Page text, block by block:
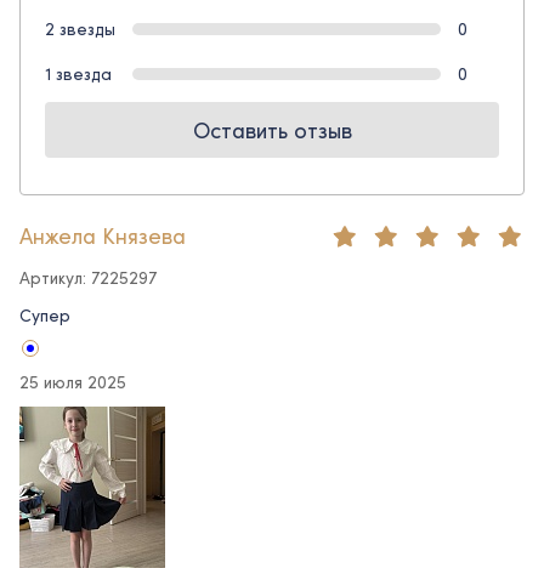
2 звезды
0
1 звезда
0
Оставить отзыв
Анжела Князева
Артикул: 7225297
Супер
25 июля 2025